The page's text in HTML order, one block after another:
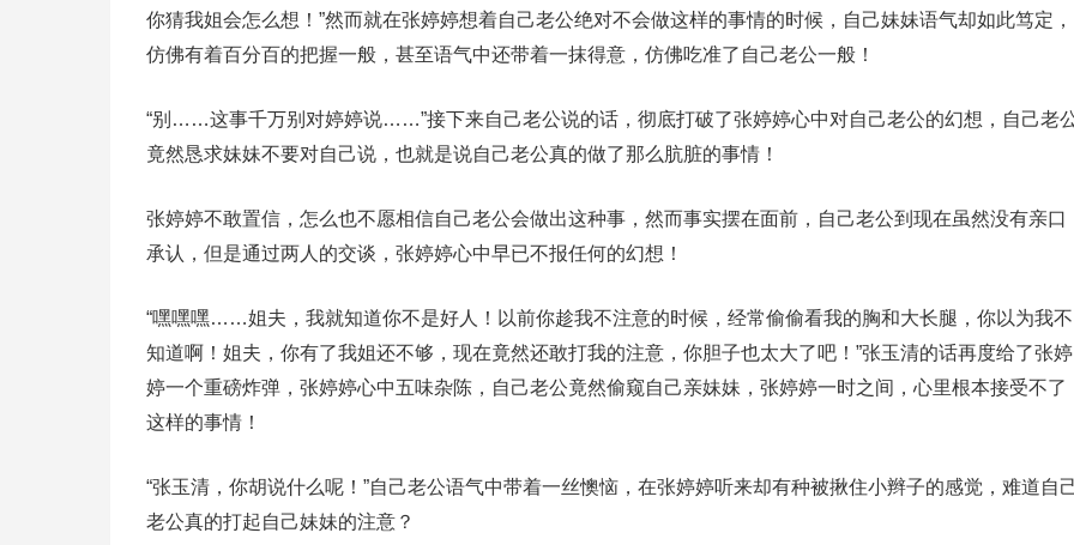
你猜我姐会怎么想！”然而就在张婷婷想着自己老公绝对不会做这样的事情的时候，自己妹妹语气却如此笃定，
仿佛有着百分百的把握一般，甚至语气中还带着一抹得意，仿佛吃准了自己老公一般！
“别……这事千万别对婷婷说……”接下来自己老公说的话，彻底打破了张婷婷心中对自己老公的幻想，自己老
竟然恳求妹妹不要对自己说，也就是说自己老公真的做了那么肮脏的事情！
张婷婷不敢置信，怎么也不愿相信自己老公会做出这种事，然而事实摆在面前，自己老公到现在虽然没有亲口
承认，但是通过两人的交谈，张婷婷心中早已不报任何的幻想！
“嘿嘿嘿……姐夫，我就知道你不是好人！以前你趁我不注意的时候，经常偷偷看我的胸和大长腿，你以为我不
知道啊！姐夫，你有了我姐还不够，现在竟然还敢打我的注意，你胆子也太大了吧！”张玉清的话再度给了张婷
婷一个重磅炸弹，张婷婷心中五味杂陈，自己老公竟然偷窥自己亲妹妹，张婷婷一时之间，心里根本接受不了
这样的事情！
“张玉清，你胡说什么呢！”自己老公语气中带着一丝懊恼，在张婷婷听来却有种被揪住小辫子的感觉，难道自
老公真的打起自己妹妹的注意？